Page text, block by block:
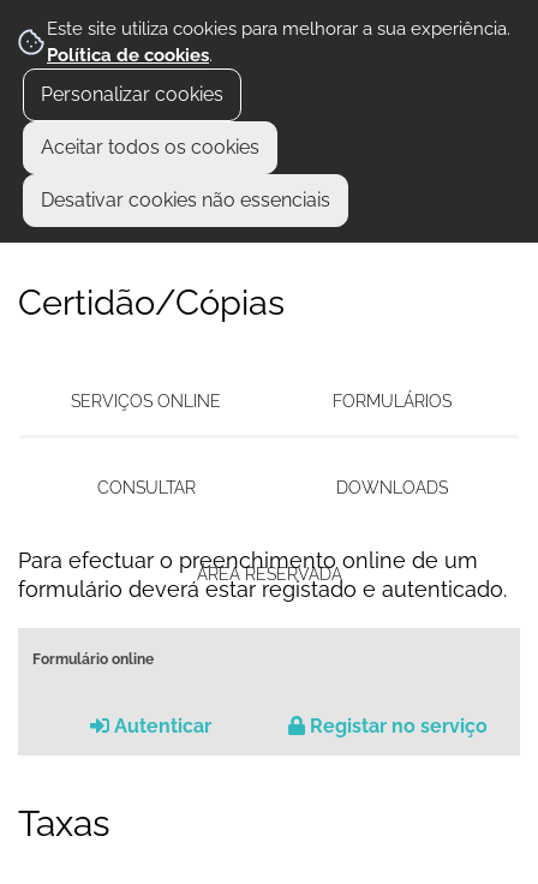
Este site utiliza cookies para melhorar a sua experiência.
Política de cookies.
Personalizar cookies
Aceitar todos os cookies
Desativar cookies não essenciais
Certidão/Cópias
SERVIÇOS ONLINE FORMULÁRIOS
CONSULTAR DOWNLOADS
ÁREA RESERVADA
Para efectuar o preenchimento online de um
formulário deverá estar registado e autenticado.
Formulário online
Autenticar Registar no serviço
Taxas